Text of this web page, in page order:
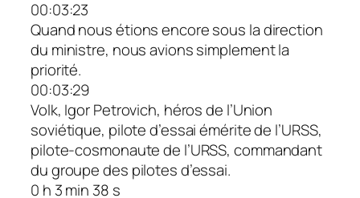
00:03:23
Quand nous étions encore sous la direction
du ministre, nous avions simplement la
priorité.
00:03:29
Volk, Igor Petrovich, héros de l’Union
soviétique, pilote d’essai émérite de l’URSS,
pilote-cosmonaute de l’URSS, commandant
du groupe des pilotes d’essai.
0 h 3 min 38 s